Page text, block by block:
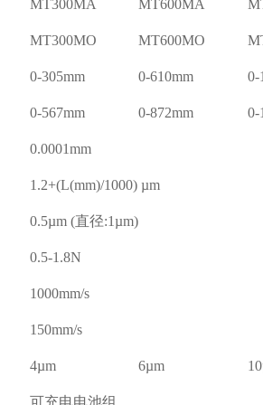
MT300MA MT600MA
MT300MO MT600MO
0-305mm 0-610mm 0-
0-567mm 0-872mm 0-
0.0001mm
1.2+(L(mm)/1000) µm
0.5µm (直径:1µm)
0.5-1.8N
1000mm/s
150mm/s
4µm 6µm
可充电电池组